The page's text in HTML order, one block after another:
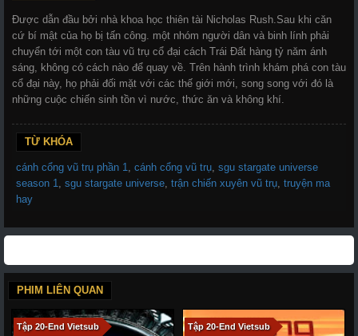
Được dẫn đầu bởi nhà khoa học thiên tài Nicholas Rush.Sau khi căn
cứ bí mật của họ bị tấn công. một nhóm người dân và binh lính phải
chuyển tới một con tàu vũ trụ cổ đại cách Trái Đất hàng tỷ năm ánh
sáng, không có cách nào để quay về. Trên hành trình khám phá con tàu
cổ đại này, họ phải đối mặt với các thế giới mới, song song với đó là
những cuộc chiến sinh tồn vì nước, thức ăn và không khí.
TỪ KHÓA
cánh cổng vũ trụ phần 1 cánh cổng vũ trụ sgu stargate universe
season 1
sgu stargate universe trận chiến xuyên vũ trụ truyện ma
hay
PHIM LIÊN QUAN
Tập 20-End Vietsub Tập 20-End Vietsub